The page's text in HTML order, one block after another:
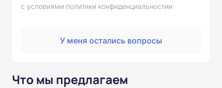
с условиями политики конфиденциальностии
У меня остались вопросы
Что мы предлагаем